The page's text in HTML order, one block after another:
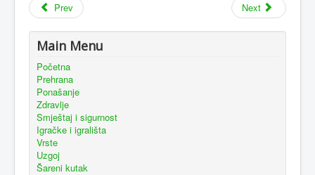
Prev Next
Main Menu
Početna
Prehrana
Ponašanje
Zdravlje
Smještaj i sigurnost
Igračke i igrališta
Vrste
Uzgoj
Šareni kutak